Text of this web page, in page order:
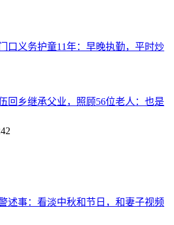
口义务护童11年：早晚执勤，平时炒
回乡继承父业，照顾56位老人：也是
述事：看淡中秋和节日，和妻子视频